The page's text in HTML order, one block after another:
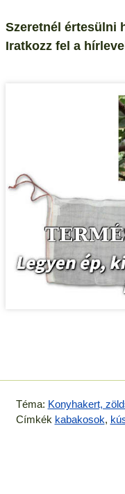
Szeretnél értesülni
Iratkozz fel a
Téma: Konyhakert,
Címkék kabakosok,